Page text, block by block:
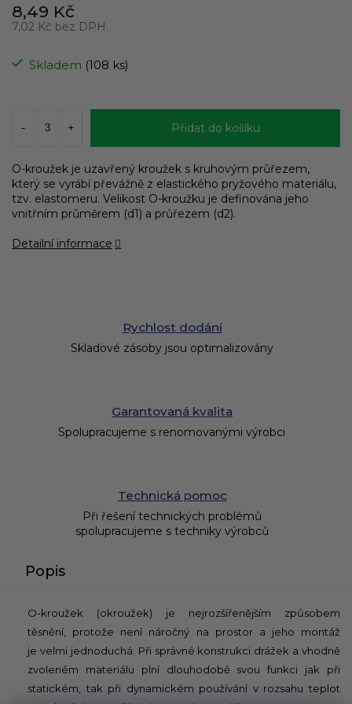
8,49 Kč
7,02 Kč bez DPH
cena:Skladem (108 ks)
Přidat do košíku
O-kroužek je uzavřený kroužek s kruhovým průřezem,
který se vyrábí převážně z elastického pryžového materiálu,
tzv. elastomeru. Velikost O-kroužku je definována jeho
vnitřním průměrem (d1) a průřezem (d2).
Detailní informace
Rychlost dodání
Skladové zásoby jsou optimalizovány
Garantovaná kvalita
Spolupracujeme s renomovanými výrobci
Technická pomoc
Při řešení technických problémů
spolupracujeme s techniky výrobců
Popis
O-kroužek (okroužek) je nejrozšířenějším způsobem
těsnění, protože není náročný na prostor a jeho montáž
je velmi jednoduchá. Při správné konstrukci drážek a vhodně
zvoleném materiálu plní dlouhodobě svou funkci jak při
statickém, tak při dynamickém používání v rozsahu teplot